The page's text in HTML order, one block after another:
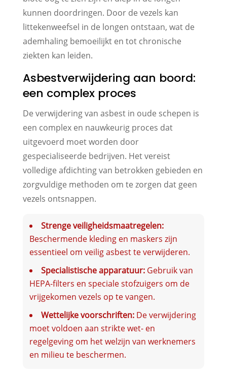
kunnen doordringen. Door de vezels kan
littekenweefsel in de longen ontstaan, wat de
ademhaling bemoeilijkt en tot chronische
ziekten kan leiden.
Asbestverwijdering aan boord:
een complex proces
De verwijdering van asbest in oude schepen is
een complex en nauwkeurig proces dat
uitgevoerd moet worden door
gespecialiseerde bedrijven. Het vereist
volledige afdichting van betrokken gebieden en
zorgvuldige methoden om te zorgen dat geen
vezels ontsnappen.
Strenge veiligheidsmaatregelen:
Beschermende kleding en maskers zijn
essentieel om veilig asbest te verwijderen.
Specialistische apparatuur:Gebruik van
HEPA-filters en speciale stofzuigers om de
vrijgekomen vezels op te vangen.
Wettelijke voorschriften:De verwijdering
moet voldoen aan strikte wet- en
regelgeving om het welzijn van werknemers
en milieu te beschermen.